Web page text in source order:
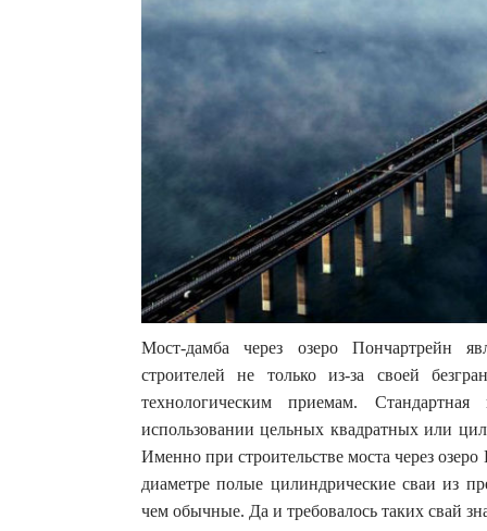
Мост-дамба через озеро Пончартрейн
строителей не только из-за своей
технологическим приемам.
использовании цельных квадратных или
Именно при строительстве моста через
диаметре полые цилиндрические сваи из
чем обычные. Да и требовалось таких свай